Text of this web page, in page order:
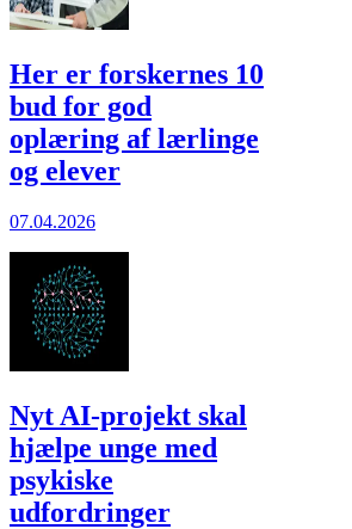
Her er forskernes 10
bud for god
oplæring af lærlinge
og elever
07.04.2026
Nyt AI-projekt skal
hjælpe unge med
psykiske
udfordringer